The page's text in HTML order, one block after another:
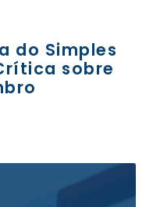
do Simples
sobre